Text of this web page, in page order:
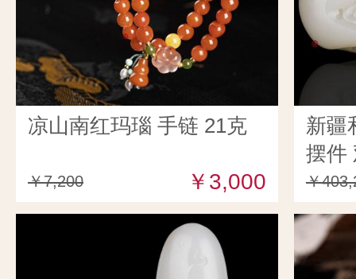
凉山南红玛瑙 手链 21克
￥7,200 ￥3,000
新疆
摆件
￥